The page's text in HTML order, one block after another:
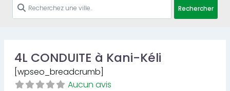
Rechercher
4L CONDUITE à Kani-Kéli
[wpseo_breadcrumb]
Aucun avis